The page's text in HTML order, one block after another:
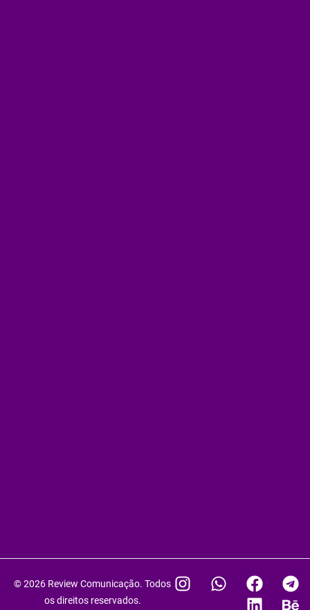
© 2026 Review Comunicação. Todos
os direitos reservados.
I
W
F
a
T
e
L
i
B
e